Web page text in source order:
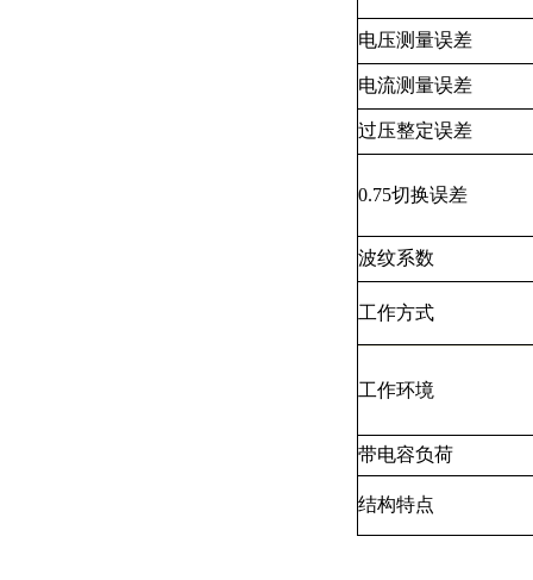
电压测量误差
电流测量误差
过压整定误差
0.75切换误差
波纹系数
工作方式
工作环境
带电容负荷
结构特点